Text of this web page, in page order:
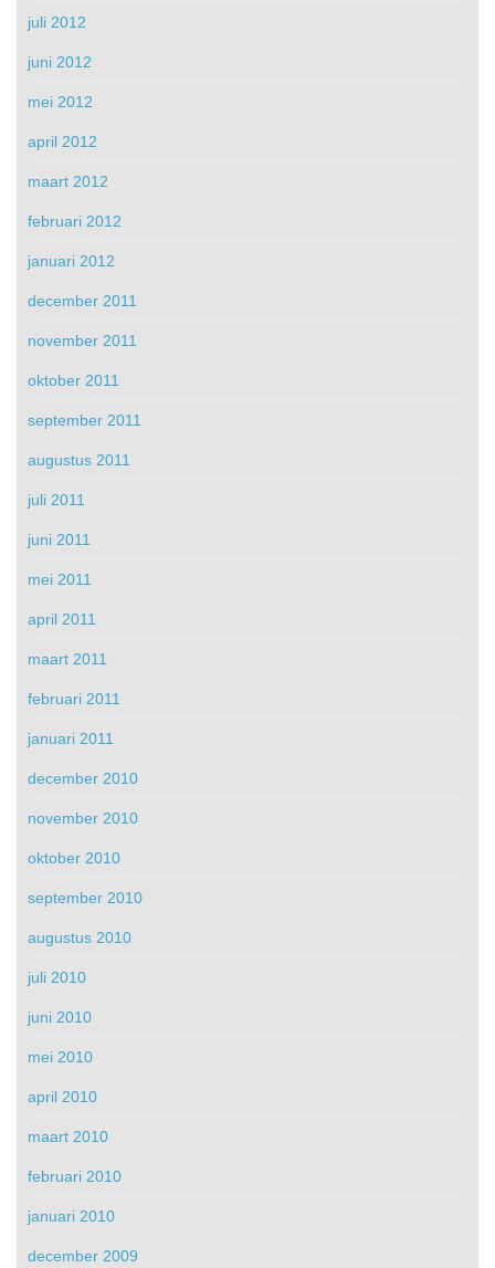
juli 2012
juni 2012
mei 2012
april 2012
maart 2012
februari 2012
januari 2012
december 2011
november 2011
oktober 2011
september 2011
augustus 2011
juli 2011
juni 2011
mei 2011
april 2011
maart 2011
februari 2011
januari 2011
december 2010
november 2010
oktober 2010
september 2010
augustus 2010
juli 2010
juni 2010
mei 2010
april 2010
maart 2010
februari 2010
januari 2010
december 2009